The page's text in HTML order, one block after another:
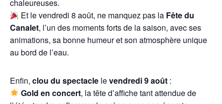
chaleureuses.
Et le vendredi 8 août, ne manquez pas la Fête du
Canalet, l’un des moments forts de la saison, avec ses
animations, sa bonne humeur et son atmosphère unique
au bord de l’eau.
Enfin, clou du spectacle levendredi 9 août :
Gold en concert, la tête d’affiche tant attendue de